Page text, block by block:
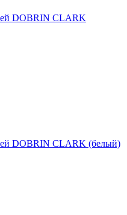
DOBRIN CLARK
DOBRIN CLARK (белый)